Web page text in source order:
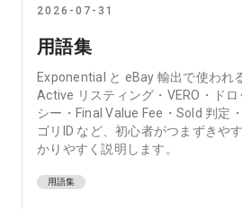
2026-07-31
用語集
Exponential と eBay 輸出で使われ
Active リスティング・VERO・ドロ
シー・Final Value Fee・Sold 判定
ゴリID など、初心者がつまずきや
かりやすく説明します。
用語集